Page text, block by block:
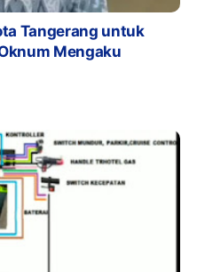
Tangerang untuk
Mengaku